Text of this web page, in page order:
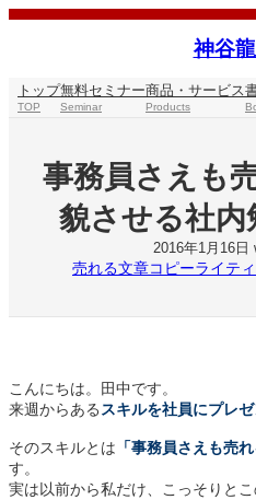
内
キ
神谷
トップ
TOP
無料セミナー
Seminar
商品・サービス
Products
事務員さえも
貌させる社内
2016年1月16日
売れる文章コピーライテ
こんにちは。田中です。
来週からあるスキルを社員にプレゼ
そのスキルとは 「事務員さえも売
す。
実は以前から私だけ、こっそりと